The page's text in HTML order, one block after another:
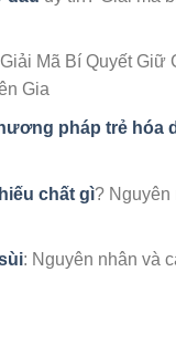
Mã Bí Quyết Giữ
Gia
pháp trẻ hóa
chất gì? Nguyên
: Nguyên nhân và